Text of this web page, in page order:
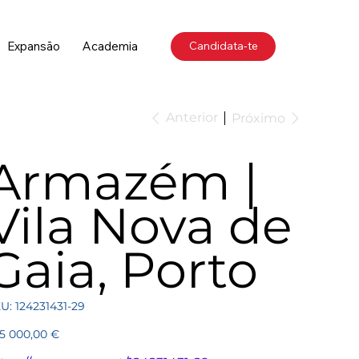
Expansão Academia Candidata-te
Anterior Próximo
|
Nova de
Porto
SKU
124231431-
124231431-29
000,00 €